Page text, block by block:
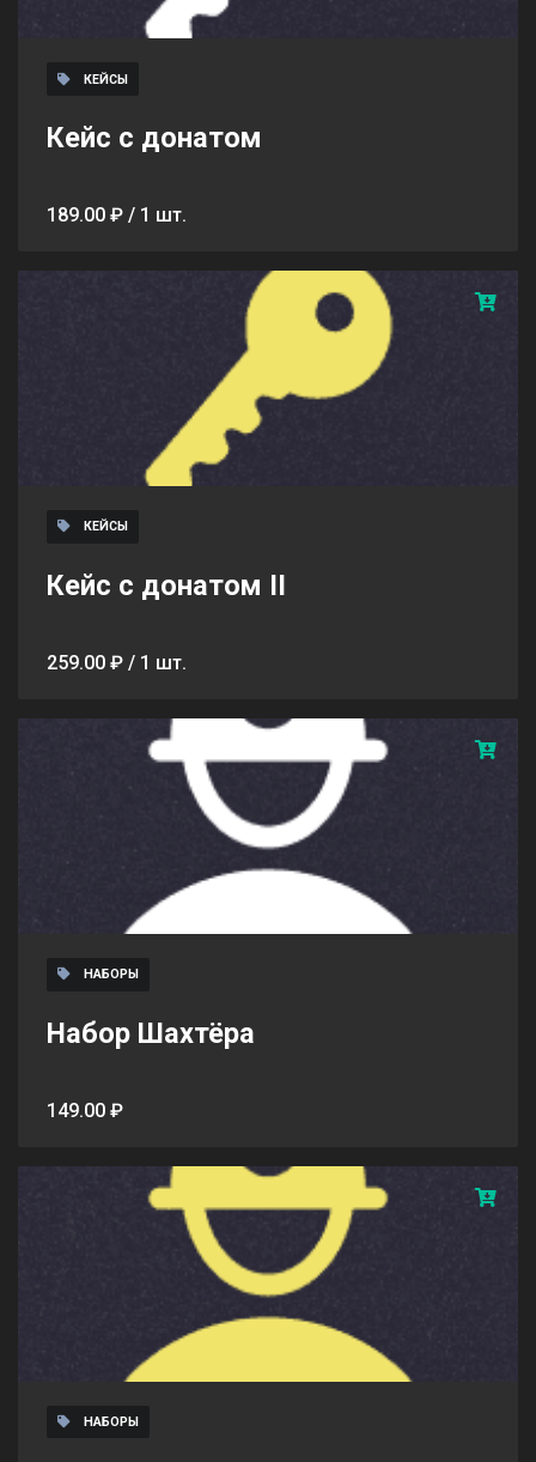
КЕЙСЫ
Кейс с донатом
189.00 ₽ / 1 шт.
КЕЙСЫ
Кейс с донатом II
259.00 ₽ / 1 шт.
НАБОРЫ
Набор Шахтёра
149.00 ₽
НАБОРЫ